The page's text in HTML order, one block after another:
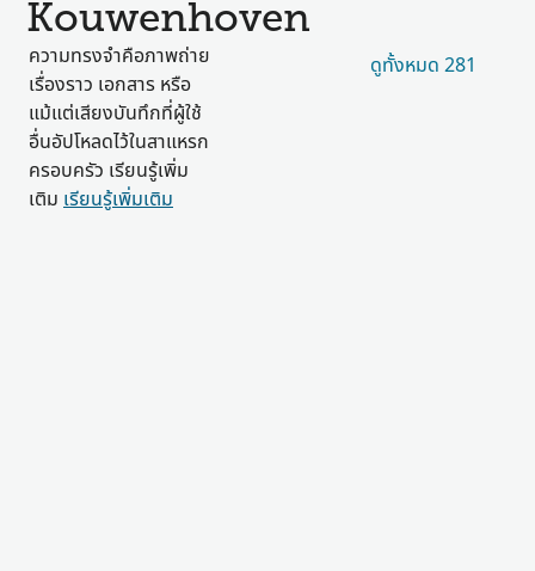
Kouwenhoven
ความทรงจำคือภาพถ่าย
เรื่องราว เอกสาร หรือ
แม้แต่เสียงบันทึกที่ผู้ใช้
อื่นอัปโหลดไว้ในสาแหรก
ครอบครัว เรียนรู้เพิ่ม
เติม เรียนรู้เพิ่มเติม
ดูทั้งหมด 281